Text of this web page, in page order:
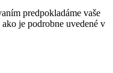
predpokladáme vaše
je podrobne uvedené v